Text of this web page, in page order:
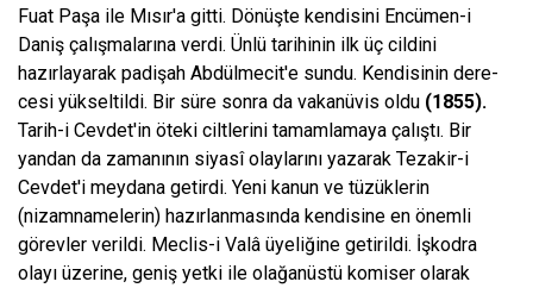
Fuat Paşa ile Mısır'a gitti. Dönüşte kendisini Encümen-i
Daniş çalışmalarına ver­di. Ünlü tarihinin ilk üç cildini
hazırlayarak padişah Abdülmecit'e sundu. Kendisinin dere­
cesi yükseltildi. Bir süre sonra da vakanüvis oldu (1855).
Tarih-i Cevdet'in öteki ciltlerini tamamlamaya çalıştı. Bir
yandan da zamanının siyasî olaylarını yazarak Tezakir-i
Cevdet'i meydana getirdi. Yeni kanun ve tüzüklerin
(nizamnamelerin) hazırlanmasında kendisine en önemli
görevler verildi. Meclis-i Valâ üyeliğine getirildi. İşkodra
olayı üzerine, geniş yetki ile olağanüstü komiser olarak